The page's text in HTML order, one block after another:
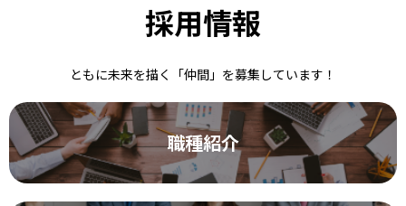
採用情報
ともに未来を描く「仲間」を募集しています！
職種紹介